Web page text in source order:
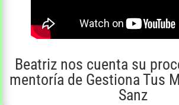
Beatriz nos cuenta su
mentoría de Gestiona Tus
Sanz